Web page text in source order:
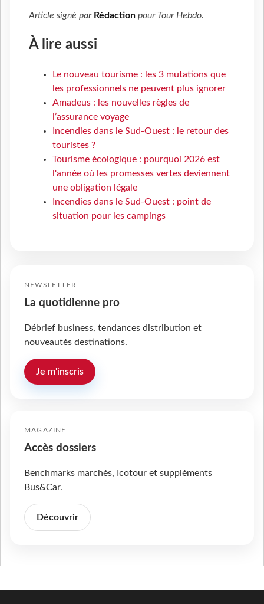
Article signé par Rédaction pour Tour Hebdo.
À lire aussi
Le nouveau tourisme : les 3 mutations que
les professionnels ne peuvent plus ignorer
Amadeus : les nouvelles règles de
l’assurance voyage
Incendies dans le Sud-Ouest : le retour des
touristes ?
Tourisme écologique : pourquoi 2026 est
l'année où les promesses vertes deviennent
une obligation légale
Incendies dans le Sud-Ouest : point de
situation pour les campings
NEWSLETTER
La quotidienne pro
Débrief business, tendances distribution et
nouveautés destinations.
Je m'inscris
MAGAZINE
Accès dossiers
Benchmarks marchés, Icotour et suppléments
Bus&Car.
Découvrir